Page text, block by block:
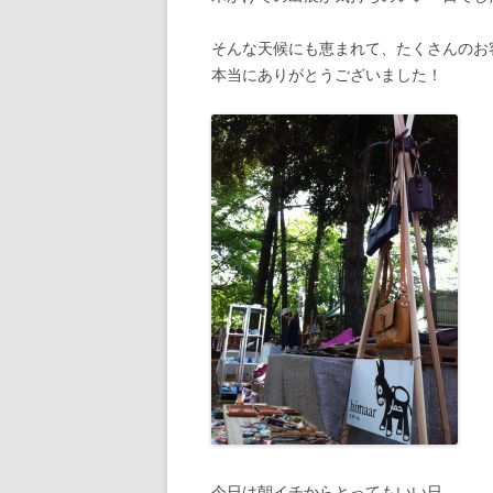
そんな天候にも恵まれて、たくさんのお
本当にありがとうございました！